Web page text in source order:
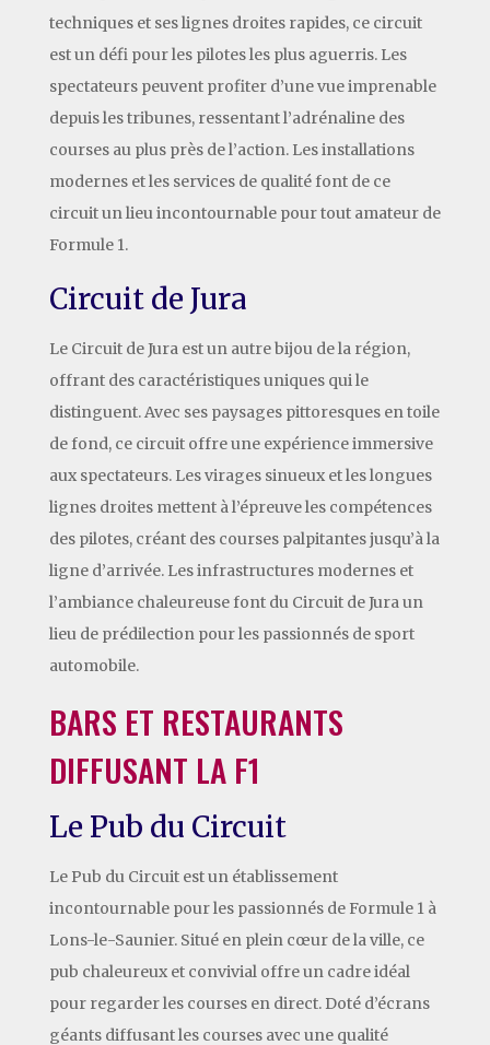
techniques et ses lignes droites rapides, ce circuit
est un défi pour les pilotes les plus aguerris. Les
spectateurs peuvent profiter d’une vue imprenable
depuis les tribunes, ressentant l’adrénaline des
courses au plus près de l’action. Les installations
modernes et les services de qualité font de ce
circuit un lieu incontournable pour tout amateur de
Formule 1.
Circuit de Jura
Le Circuit de Jura est un autre bijou de la région,
offrant des caractéristiques uniques qui le
distinguent. Avec ses paysages pittoresques en toile
de fond, ce circuit offre une expérience immersive
aux spectateurs. Les virages sinueux et les longues
lignes droites mettent à l’épreuve les compétences
des pilotes, créant des courses palpitantes jusqu’à la
ligne d’arrivée. Les infrastructures modernes et
l’ambiance chaleureuse font du Circuit de Jura un
lieu de prédilection pour les passionnés de sport
automobile.
BARS ET RESTAURANTS
DIFFUSANT LA F1
Le Pub du Circuit
Le Pub du Circuit est un établissement
incontournable pour les passionnés de Formule 1 à
Lons-le-Saunier. Situé en plein cœur de la ville, ce
pub chaleureux et convivial offre un cadre idéal
pour regarder les courses en direct. Doté d’écrans
géants diffusant les courses avec une qualité